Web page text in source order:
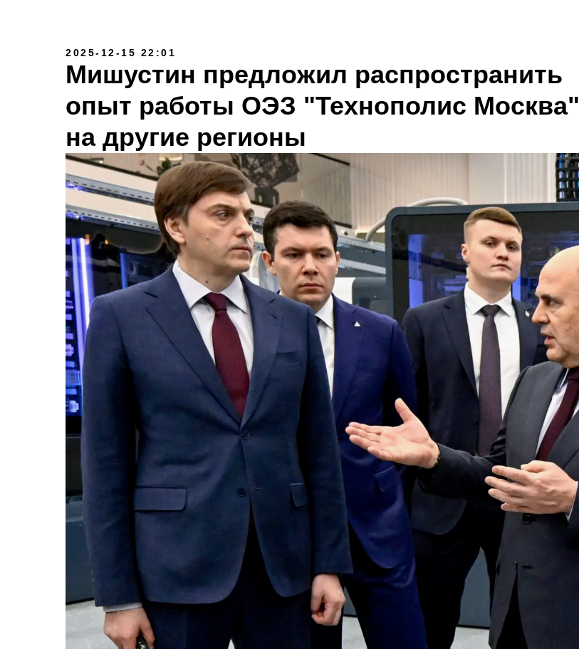
2025-12-15 22:01
Мишустин предложил распространить
опыт работы ОЭЗ "Технополис Москва"
на другие регионы